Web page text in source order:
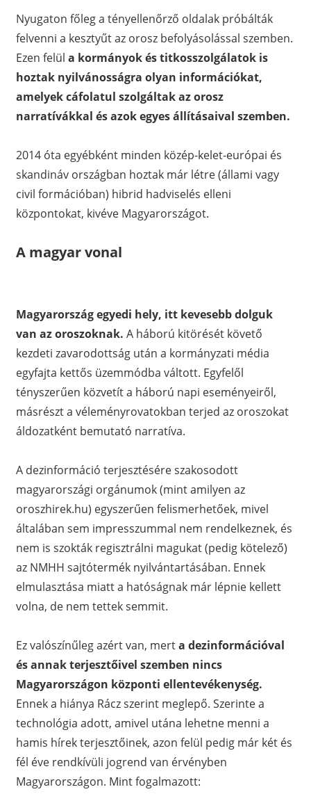
Nyugaton főleg a tényellenőrző oldalak próbálták
felvenni a kesztyűt az orosz befolyásolással szemben.
Ezen felül a kormányok és titkosszolgálatok is
hoztak nyilvánosságra olyan információkat,
amelyek cáfolatul szolgáltak az orosz
narratívákkal és azok egyes állításaival szemben.
2014 óta egyébként minden közép-kelet-európai és
skandináv országban hoztak már létre (állami vagy
civil formációban) hibrid hadviselés elleni
központokat, kivéve Magyarországot.
A magyar vonal
Magyarország egyedi hely, itt kevesebb dolguk
van az oroszoknak. A háború kitörését követő
kezdeti zavarodottság után a kormányzati média
egyfajta kettős üzemmódba váltott. Egyfelől
tényszerűen közvetít a háború napi eseményeiről,
másrészt a véleményrovatokban terjed az oroszokat
áldozatként bemutató narratíva.
A dezinformáció terjesztésére szakosodott
magyarországi orgánumok (mint amilyen az
oroszhirek.hu) egyszerűen felismerhetőek, mivel
általában sem impresszummal nem rendelkeznek, és
nem is szokták regisztrálni magukat (pedig kötelező)
az NMHH sajtótermék nyilvántartásában. Ennek
elmulasztása miatt a hatóságnak már lépnie kellett
volna, de nem tettek semmit.
Ez valószínűleg azért van, merta dezinformációval
és annak terjesztőivel szemben nincs
Magyarországon központi ellentevékenység.
Ennek a hiánya Rácz szerint meglepő. Szerinte a
technológia adott, amivel utána lehetne menni a
hamis hírek terjesztőinek, azon felül pedig már két és
fél éve rendkívüli jogrend van érvényben
Magyarországon. Mint fogalmazott: